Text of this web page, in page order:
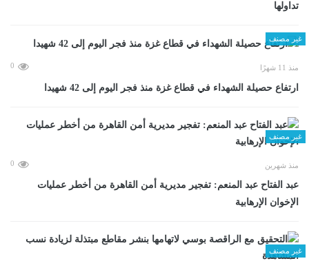
تداولها
غير مصنف
منذ 11 شهرًا 0
ارتفاع حصيلة الشهداء في قطاع غزة منذ فجر اليوم إلى 42 شهيدا
غير مصنف
منذ شهرين 0
عبد الفتاح عبد المنعم: تفجير مديرية أمن القاهرة من أخطر عمليات
الإخوان الإرهابية
غير مصنف